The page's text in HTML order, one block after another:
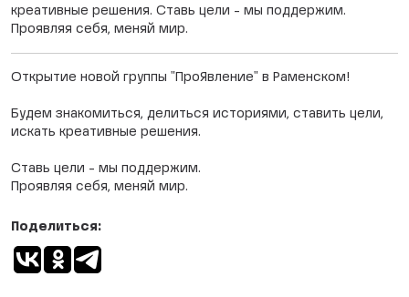
креативные решения. Ставь цели - мы поддержим.
Проявляя себя, меняй мир.
Открытие новой группы "ПроЯвление" в Раменском!
Будем знакомиться, делиться историями, ставить цели,
искать креативные решения.
Ставь цели - мы поддержим.
Проявляя себя, меняй мир.
Поделиться: